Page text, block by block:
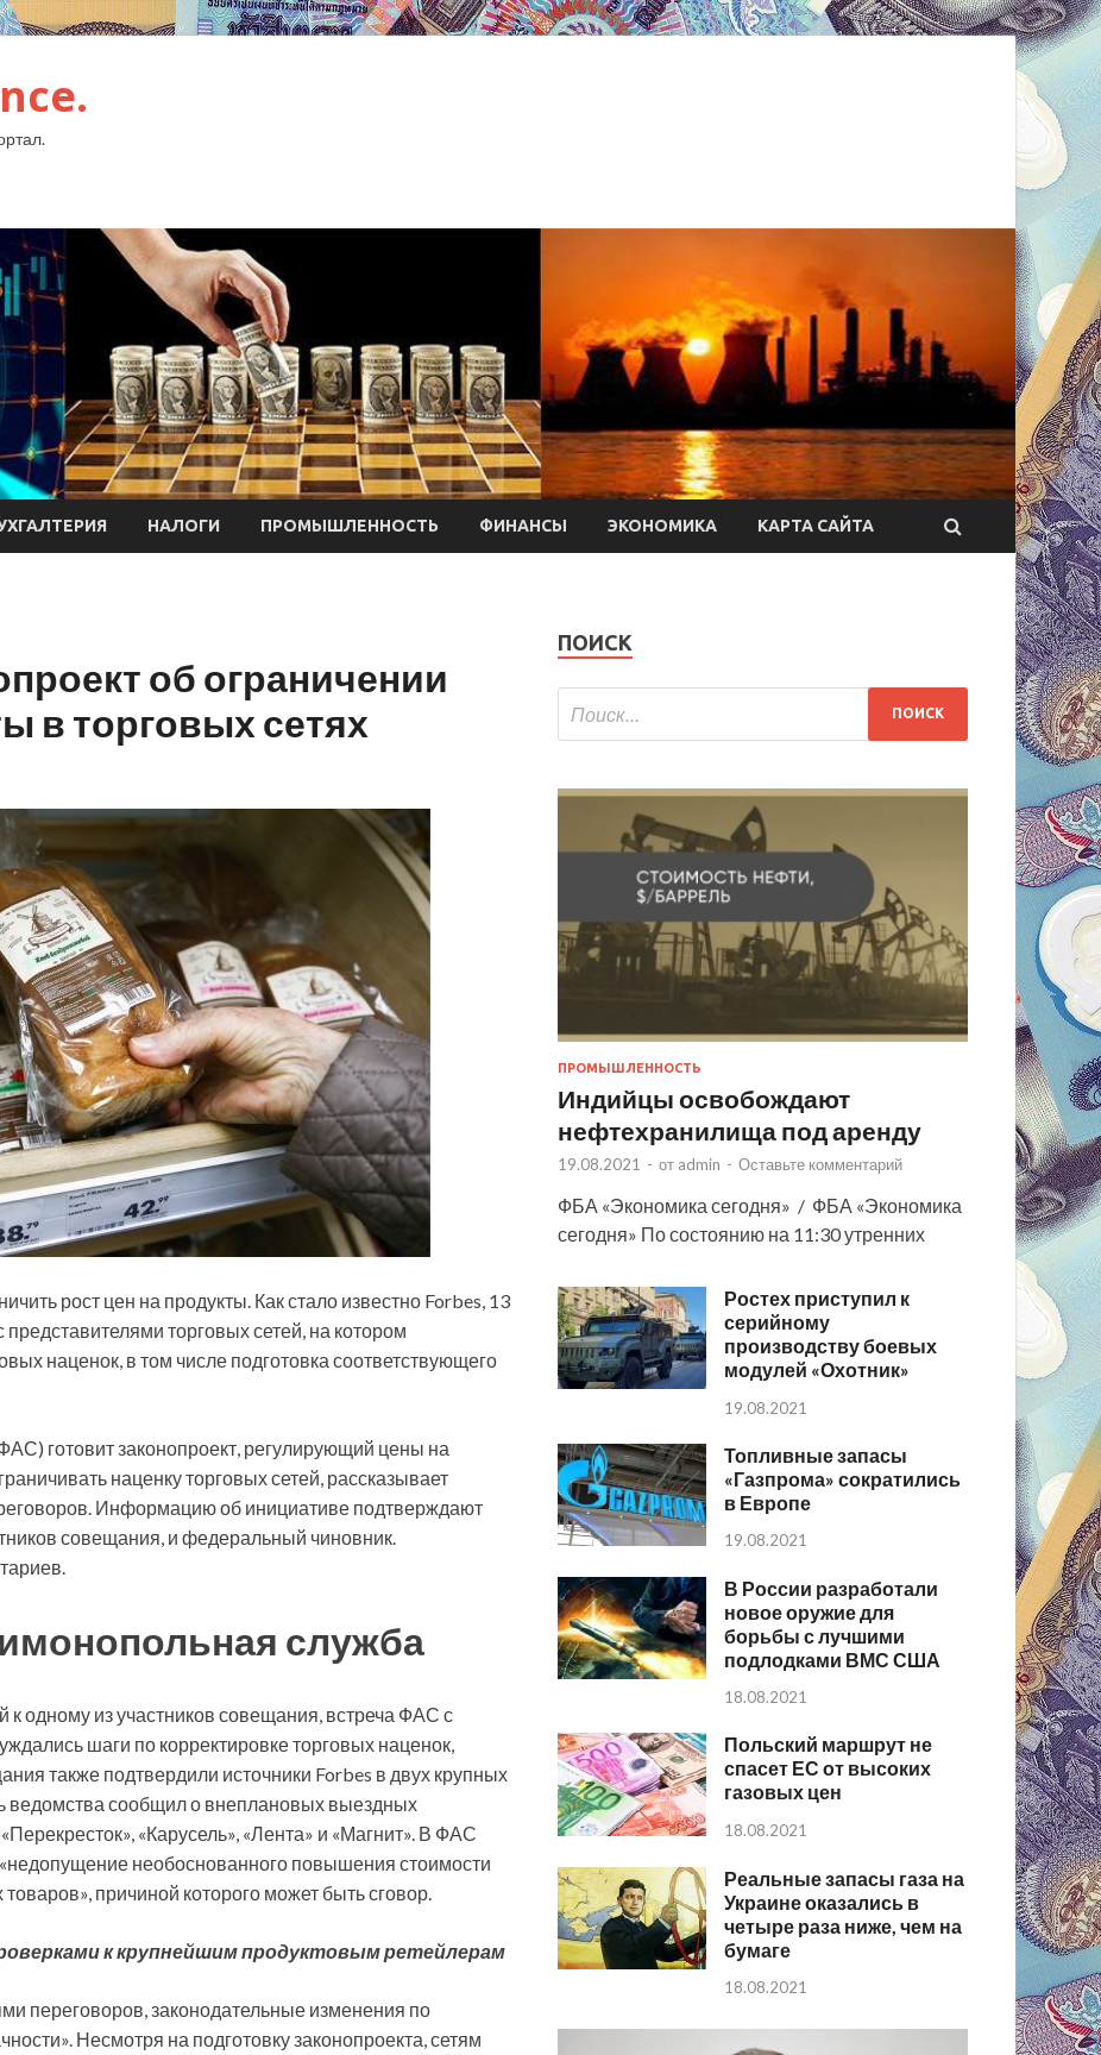
НАЛОГИ ПРОМЫШЛЕННОСТЬ ФИНАНСЫ ЭКОНОМИКА КАРТА САЙТА
об ограничении
в торговых сетях
рост цен на продукты. Как стало известно Forbes, 13
торговых сетей, на котором
наценок, в том числе подготовка соответствующего
готовит законопроект, регулирующий цены на
наценку торговых сетей, рассказывает
Информацию об инициативе подтверждают
совещания, и федеральный чиновник.
служба
к одному из участников совещания, встреча ФАС с
шаги по корректировке торговых наценок,
также подтвердили источники Forbes в двух крупных
ведомства сообщил о внеплановых выездных
«Карусель», «Лента» и «Магнит». В ФАС
необоснованного повышения стоимости
причиной которого может быть сговор.
к крупнейшим продуктовым ретейлерам
переговоров, законодательные изменения по
Несмотря на подготовку законопроекта, сетям
ПОИСК
ПРОМЫШЛЕННОСТЬ
Индийцы освобождают
нефтехранилища под аренду
19.08.2021 - от admin - Оставьте комментарий
ФБА «Экономика сегодня» / ФБА «Экономика
сегодня» По состоянию на 11:30 утренних
Ростех приступил к
серийному
производству боевых
модулей «Охотник»
19.08.2021
Топливные запасы
«Газпрома» сократились
в Европе
19.08.2021
В России разработали
новое оружие для
борьбы с лучшими
подлодками ВМС США
18.08.2021
Польский маршрут не
спасет ЕС от высоких
газовых цен
18.08.2021
Реальные запасы газа на
Украине оказались в
четыре раза ниже, чем на
бумаге
18.08.2021